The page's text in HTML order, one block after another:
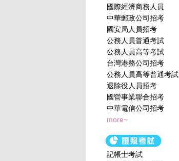
國際經濟商務人員
中華郵政公司招考
國安局人員招考
公務人員普通考試
公務人員高等考試
台灣港務公司招考
公務人員高等普通考試
退除役人員招考
國營事業聯合招考
中華電信公司招考
more~
記帳士考試